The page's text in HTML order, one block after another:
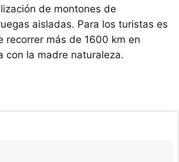
de montones de
aisladas. Para los turistas es
recorrer más de 1600 km en
con la madre naturaleza.